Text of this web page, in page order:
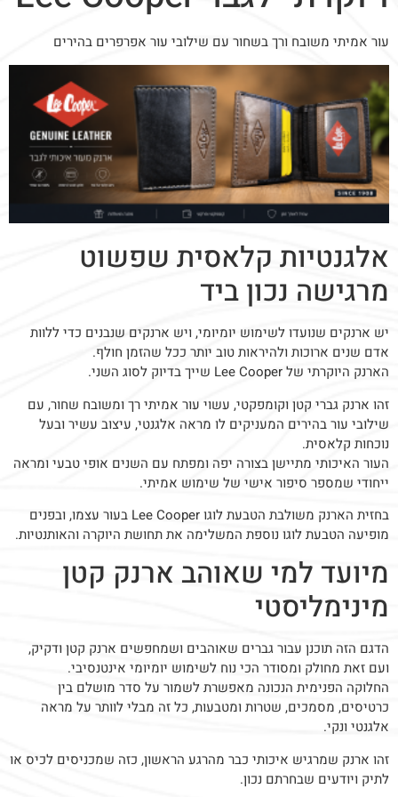
עור אמיתי משובח ורך בשחור עם שילובי עור אפרפרים בהירים
אלגנטיות קלאסית שפשוט
מרגישה נכון ביד
יש ארנקים שנועדו לשימוש יומיומי, ויש ארנקים שנבנים כדי ללוות
אדם שנים ארוכות ולהיראות טוב יותר ככל שהזמן חולף.
הארנק היוקרתי של Lee Cooper שייך בדיוק לסוג השני.
זהו ארנק גברי קטן וקומפקטי, עשוי עור אמיתי רך ומשובח שחור, עם
שילובי עור בהירים המעניקים לו מראה אלגנטי, עיצוב עשיר ובעל
נוכחות קלאסית.
העור האיכותי מתיישן בצורה יפה ומפתח עם השנים אופי טבעי ומראה
ייחודי שמספר סיפור אישי של שימוש אמיתי.
בחזית הארנק משולבת הטבעת לוגו Lee Cooper בעור עצמו, ובפנים
מופיעה הטבעת לוגו נוספת המשלימה את תחושת היוקרה והאותנטיות.
מיועד למי שאוהב ארנק קטן
מינימליסטי
הדגם הזה תוכנן עבור גברים שאוהבים ושמחפשים ארנק קטן ודקיק,
ועם זאת מחולק ומסודר הכי נוח לשימוש יומיומי אינטנסיבי.
החלוקה הפנימית הנכונה מאפשרת לשמור על סדר מושלם בין
כרטיסים, מסמכים, שטרות ומטבעות, כל זה מבלי לוותר על מראה
אלגנטי ונקי.
זהו ארנק שמרגיש איכותי כבר מהרגע הראשון, כזה שמכניסים לכיס או
לתיק ויודעים שבחרתם נכון.